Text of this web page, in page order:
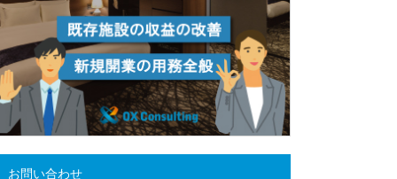
お問い合わせ